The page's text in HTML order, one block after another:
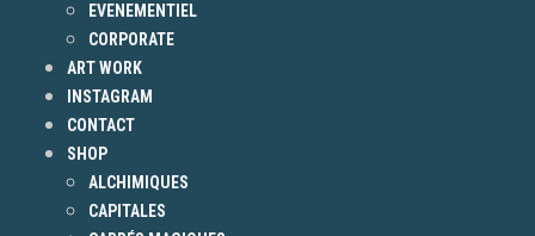
EVENEMENTIEL
CORPORATE
ART WORK
INSTAGRAM
CONTACT
SHOP
ALCHIMIQUES
CAPITALES